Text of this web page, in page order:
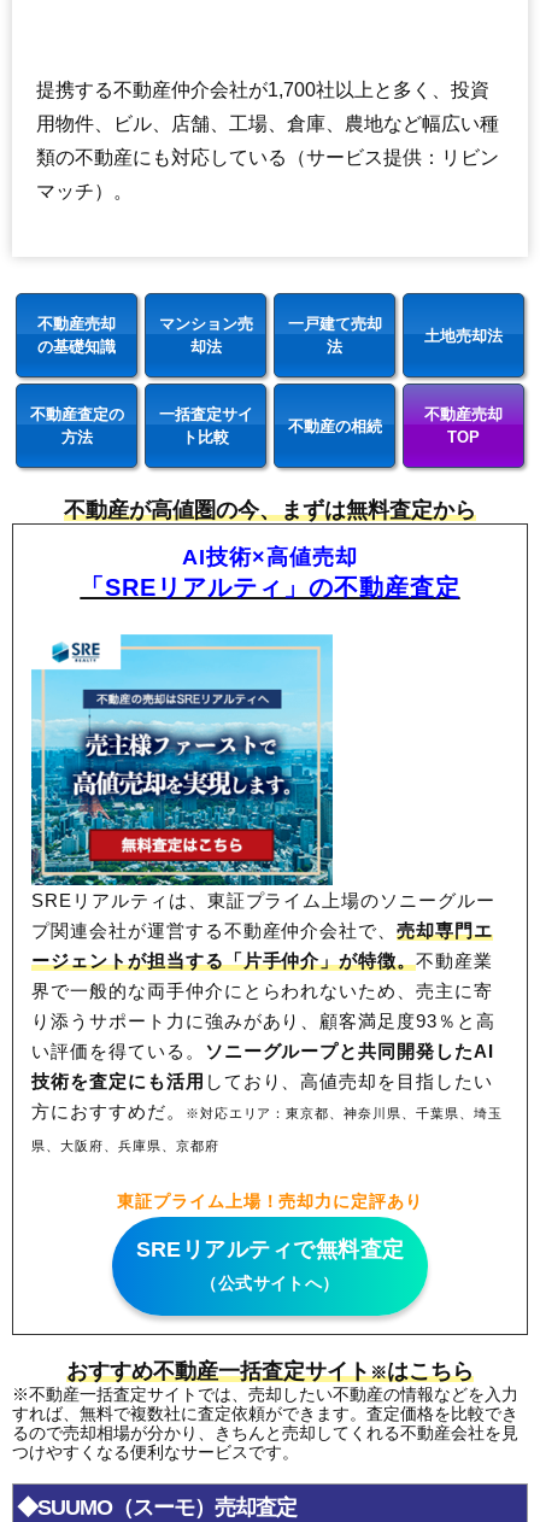
提携する不動産仲介会社が1,700社以上と多く、投資
用物件、ビル、店舗、工場、倉庫、農地など幅広い種
類の不動産にも対応している（サービス提供：リビン
マッチ）。
不動産売却
の基礎知識
マンション売
却法
一戸建て売却
法
土地売却法
不動産査定の
方法
一括査定サイ
ト比較
不動産の相続
不動産売却
TOP
不動産が高値圏の今、まずは無料査定から
AI技術×高値売却
「SREリアルティ」の不動産査定
SREリアルティは、東証プライム上場のソニーグルー
プ関連会社が運営する不動産仲介会社で、売却専門エ
ージェントが担当する「片手仲介」が特徴。不動産業
界で一般的な両手仲介にとらわれないため、売主に寄
り添うサポート力に強みがあり、顧客満足度93％と高
い評価を得ている。 ソニーグループと共同開発したAI
技術を査定にも活用 しており、高値売却を目指したい
方におすすめだ。
※対応エリア：東京都、神奈川県、千葉県、埼玉
県、大阪府、兵庫県、京都府
東証プライム上場！売却力に定評あり
SREリアルティで無料査定
（公式サイトへ）
おすすめ不動産一括査定サイト※はこちら
※不動産一括査定サイトでは、売却したい不動産の情報などを入力
すれば、無料で複数社に査定依頼ができます。査定価格を比較でき
るので売却相場が分かり、きちんと売却してくれる不動産会社を見
つけやすくなる便利なサービスです。
◆SUUMO（スーモ）売却査定